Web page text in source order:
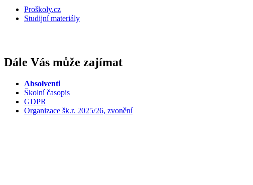
Proškoly.cz
Studijní materiály
Dále Vás může zajímat
Absolventi
Školní časopis
GDPR
Organizace šk.r. 2025/26, zvonění